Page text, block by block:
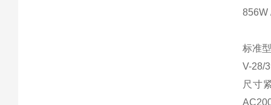
856W
标准
V-28/
尺寸